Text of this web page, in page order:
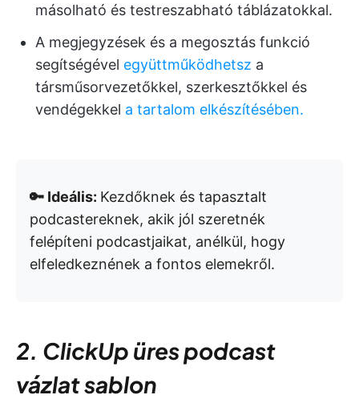
másolható és testreszabható táblázatokkal.
A megjegyzések és a megosztás funkció
segítségével együttműködhetsz a
társműsorvezetőkkel, szerkesztőkkel és
vendégekkel a tartalom elkészítésében.
🔑 Ideális: Kezdőknek és tapasztalt
podcastereknek, akik jól szeretnék
felépíteni podcastjaikat, anélkül, hogy
elfeledkeznének a fontos elemekről.
2. ClickUp üres podcast
vázlat sablon